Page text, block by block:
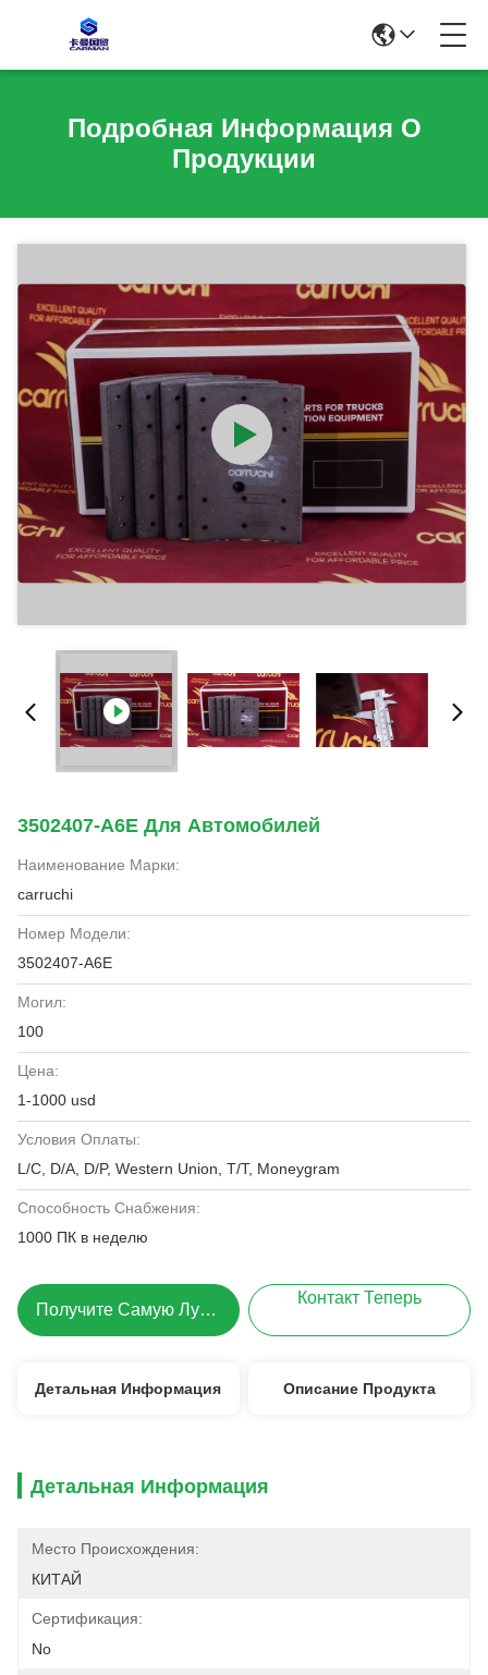
Подробная Информация О
Продукции
3502407-A6E Для Автомобилей
Наименование Марки:
carruchi
Номер Модели:
3502407-A6E
Могил:
100
Цена:
1-1000 usd
Условия Оплаты:
L/C, D/A, D/P, Western Union, T/T, Moneygram
Способность Снабжения:
1000 ПК в неделю
Получите Самую Лучшую Цену
Контакт Теперь
Детальная Информация Описание Продукта
Детальная Информация
Место Происхождения:
КИТАЙ
Сертификация:
No